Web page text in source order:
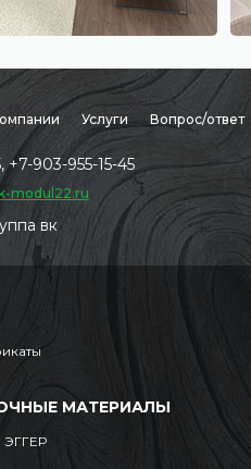
Услуги Вопрос/ответ
+7-903-955-15-45
modul22.ru
вк
МАТЕРИАЛЫ
ЭГГЕР